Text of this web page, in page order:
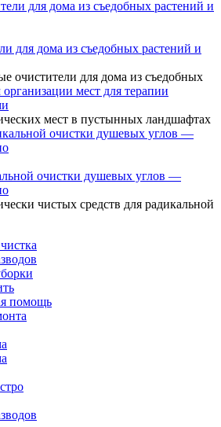
для дома из съедобных растений и
очистители для дома из съедобных
мест для терапии
мест в пустынных ландшафтах
очистки душевых углов —
чистых средств для радикальной
помощь